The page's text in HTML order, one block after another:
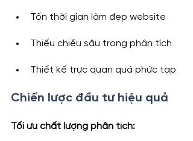
Tốn thời gian làm đẹp website
Thiếu chiều sâu trong phân tích
Thiết kế trực quan quá phức tạp
Chiến lược đầu tư hiệu quả
Tối ưu chất lượng phân tích: